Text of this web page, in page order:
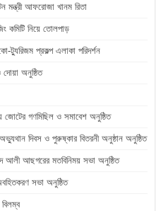
মন্ত্রী আফরোজা খানম রিতা
কমিটি নিয়ে তোলপাড়
ট্যুরিজম প্রকল্প এলাকা পরিদর্শন
অনুষ্ঠিত
জোটের গণমিছিল ও সমাবেশ অনুষ্ঠিত
দিবস ও পুরুষ্কার বিতরনী অনুষ্ঠান অনুষ্ঠিত
আলী আছগরের মতবিনিময় সভা অনুষ্ঠিত
সভা অনুষ্ঠিত